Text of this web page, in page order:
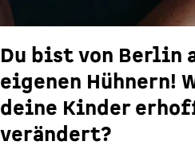
Du bist von Berlin
eigenen Hühnern!
deine Kinder
verändert?